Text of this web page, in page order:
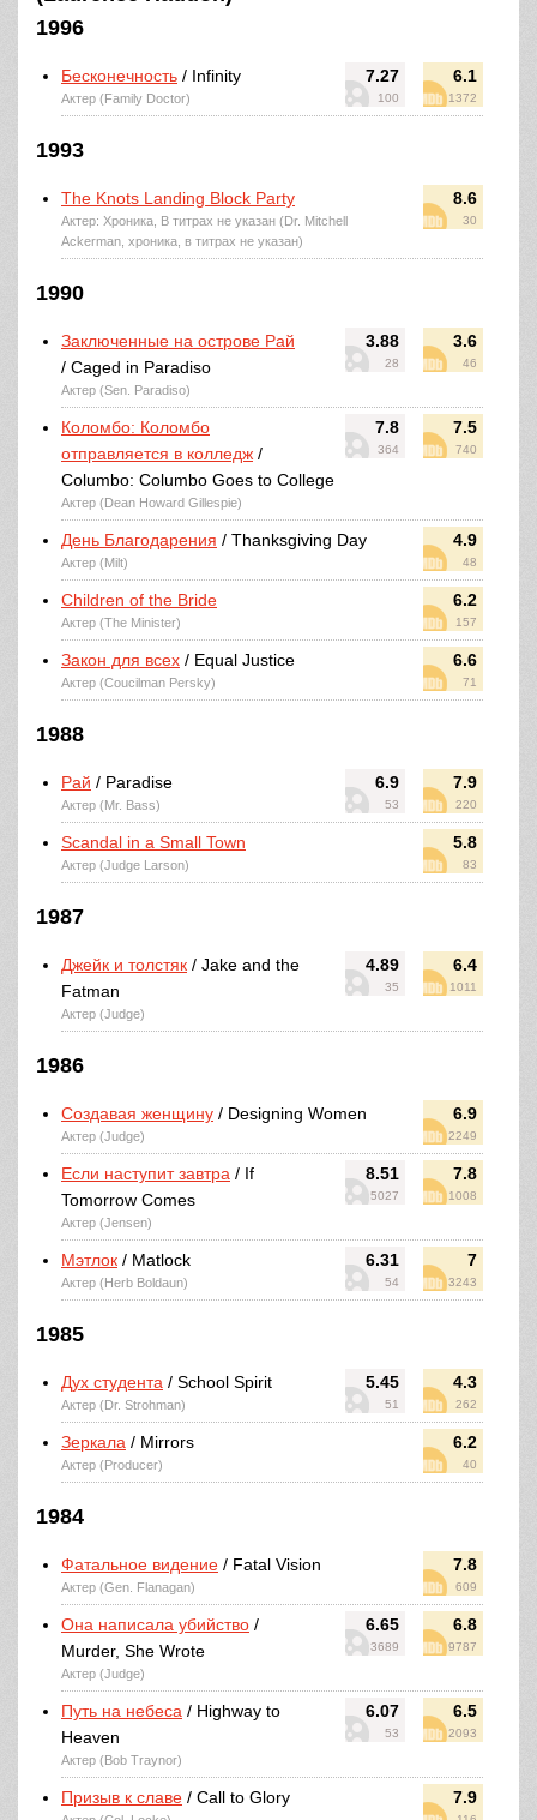
1996
7.27
100
6.1
1372
Бесконечность / Infinity
Актер (Family Doctor)
1993
8.6
30
The Knots Landing Block Party
Актер: Хроника, В титрах не указан (Dr. Mitchell
Ackerman, хроника, в титрах не указан)
1990
3.88
28
3.6
46
Заключенные на острове Рай
/ Caged in Paradiso
Актер (Sen. Paradiso)
7.8
364
7.5
740
Коломбо: Коломбо
отправляется в колледж /
Columbo: Columbo Goes to College
Актер (Dean Howard Gillespie)
4.9
48
День Благодарения / Thanksgiving Day
Актер (Milt)
6.2
157
Children of the Bride
Актер (The Minister)
6.6
71
Закон для всех / Equal Justice
Актер (Coucilman Persky)
1988
6.9
53
7.9
220
Рай / Paradise
Актер (Mr. Bass)
5.8
83
Scandal in a Small Town
Актер (Judge Larson)
1987
4.89
35
6.4
1011
Джейк и толстяк / Jake and the
Fatman
Актер (Judge)
1986
6.9
2249
Создавая женщину / Designing Women
Актер (Judge)
8.51
5027
7.8
1008
Если наступит завтра / If
Tomorrow Comes
Актер (Jensen)
6.31
54
7
3243
Мэтлок / Matlock
Актер (Herb Boldaun)
1985
5.45
51
4.3
262
Дух студента / School Spirit
Актер (Dr. Strohman)
6.2
40
Зеркала / Mirrors
Актер (Producer)
1984
7.8
609
Фатальное видение / Fatal Vision
Актер (Gen. Flanagan)
6.65
3689
6.8
9787
Она написала убийство /
Murder, She Wrote
Актер (Judge)
6.07
53
6.5
2093
Путь на небеса / Highway to
Heaven
Актер (Bob Traynor)
7.9
Призыв к славе / Call to Glory